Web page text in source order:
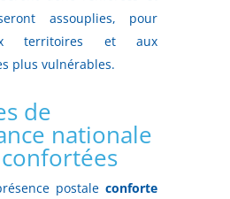
assouplies, pour
territoires et aux
plus vulnérables.
de
nationale
postaleconforte